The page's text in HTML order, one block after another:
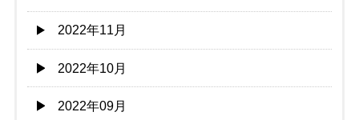
2022年11月
2022年10月
2022年09月